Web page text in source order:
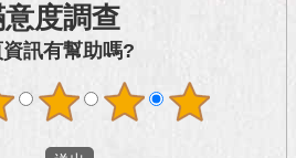
度調查
訊有幫助嗎?